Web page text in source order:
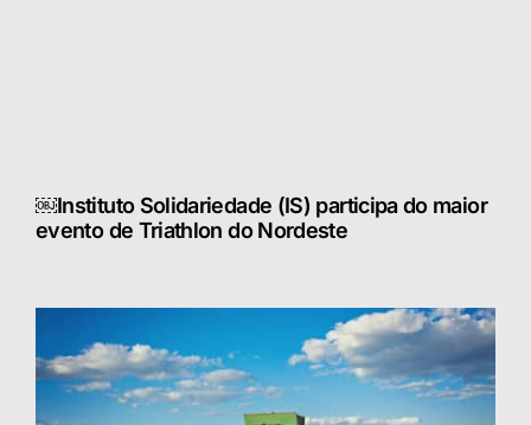
￼Instituto Solidariedade (IS) participa do maior
evento de Triathlon do Nordeste